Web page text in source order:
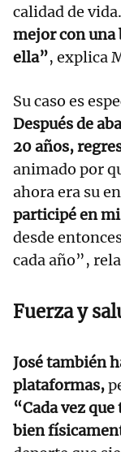
calidad de vida.
mejor con una
ella”, explica
Su caso es
Después de
20 años,
animado por
ahora era su
participé en
desde
cada año”,
Fuerza y
José también
plataformas,
“Cada vez
bien